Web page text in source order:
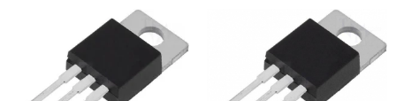
Kituri incepatori Arduino
Pentru Incepatori
Micro:bit